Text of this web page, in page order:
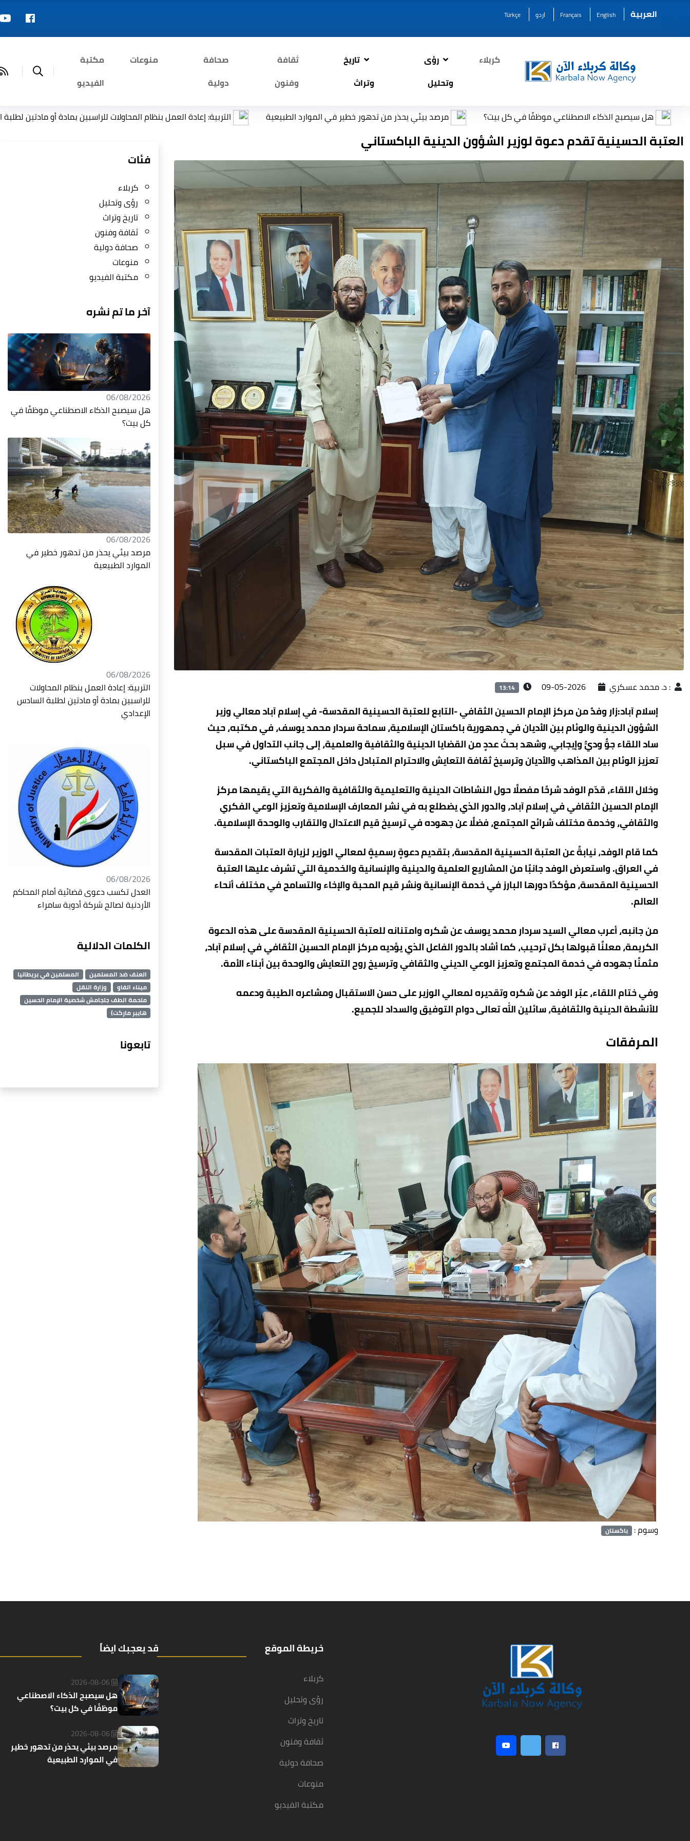
العربية English
Français اردو Türkçe
كربلاء
رؤى
وتحليل
تاريخ
وتراث
ثقافة
وفنون
صحافة
دولية
منوعات
مكتبة
الفيديو
الاصطناعي موظفًا في كل بيت؟ مرصد بيئي يحذر من تدهور خطير في الموارد الطبيعية التربية: إعادة العمل بنظام المحاولات للراسبين بمادة أو مادتين لطلبة السادس الإعدادي
العتبة الحسينية تقدم دعوة لوزير الشؤون الدينية الباكستاني
: د. محمد عسكري 2026-05-09
13:14
إسلام آباد:زار وفدٌ من مركز الإمام الحسين الثقافي -التابع للعتبة الحسينية المقدسة- في إسلام آباد معالي وزير
الشؤون الدينية والوئام بين الأديان في جمهورية باكستان الإسلامية، سماحة سردار محمد يوسف، في مكتبه، حيث
ساد اللقاء جوٌّ وديٌّ وإيجابي، وشهد بحثَ عددٍ من القضايا الدينية والثقافية والعلمية، إلى جانب التداول في سبل
تعزيز الوئام بين المذاهب والأديان وترسيخ ثقافة التعايش والاحترام المتبادل داخل المجتمع الباكستاني.
وخلال اللقاء، قدّم الوفد شرحًا مفصلًا حول النشاطات الدينية والتعليمية والثقافية والفكرية التي يقيمها مركز
الإمام الحسين الثقافي في إسلام آباد، والدور الذي يضطلع به في نشر المعارف الإسلامية وتعزيز الوعي الفكري
والثقافي، وخدمة مختلف شرائح المجتمع، فضلًا عن جهوده في ترسيخ قيم الاعتدال والتقارب والوحدة الإسلامية.
كما قام الوفد، نيابةً عن العتبة الحسينية المقدسة، بتقديم دعوةٍ رسميةٍ لمعالي الوزير لزيارة العتبات المقدسة
في العراق. واستعرض الوفد جانبًا من المشاريع العلمية والدينية والإنسانية والخدمية التي تشرف عليها العتبة
الحسينية المقدسة، مؤكدًا دورها البارز في خدمة الإنسانية ونشر قيم المحبة والإخاء والتسامح في مختلف أنحاء
العالم.
من جانبه، أعرب معالي السيد سردار محمد يوسف عن شكره وامتنانه للعتبة الحسينية المقدسة على هذه الدعوة
الكريمة، معلنًا قبولها بكل ترحيب، كما أشاد بالدور الفاعل الذي يؤديه مركز الإمام الحسين الثقافي في إسلام آباد،
مثمنًا جهوده في خدمة المجتمع وتعزيز الوعي الديني والثقافي وترسيخ روح التعايش والوحدة بين أبناء الأمة.
وفي ختام اللقاء، عبّر الوفد عن شكره وتقديره لمعالي الوزير على حسن الاستقبال ومشاعره الطيبة ودعمه
للأنشطة الدينية والثقافية، سائلين الله تعالى دوام التوفيق والسداد للجميع.
المرفقات
وسوم : باكستان
فئات
كربلاء
رؤى وتحليل
تاريخ وتراث
ثقافة وفنون
صحافة دولية
منوعات
مكتبة الفيديو
آخر ما تم نشره
06/08/2026
هل سيصبح الذكاء الاصطناعي موظفًا في
كل بيت؟
06/08/2026
مرصد بيئي يحذر من تدهور خطير في
الموارد الطبيعية
06/08/2026
التربية: إعادة العمل بنظام المحاولات
للراسبين بمادة أو مادتين لطلبة السادس
الإعدادي
06/08/2026
العدل تكسب دعوى قضائية أمام المحاكم
الأردنية لصالح شركة أدوية سامراء
الكلمات الدلالية
العنف ضد المسلمين
المسلمين في بريطانيا
ميناء الفاو
وزارة النقل
ملحمة الطف جلجامش شخصية الإمام الحسين
هايبر ماركت)
تابعونا
خريطة الموقع
كربلاء
رؤى وتحليل
تاريخ وتراث
ثقافة وفنون
صحافة دولية
منوعات
مكتبة الفيديو
قد يعجبك ايضاً
2026-08-06
هل سيصبح الذكاء الاصطناعي
موظفًا في كل بيت؟
2026-08-06
مرصد بيئي يحذر من تدهور خطير
في الموارد الطبيعية